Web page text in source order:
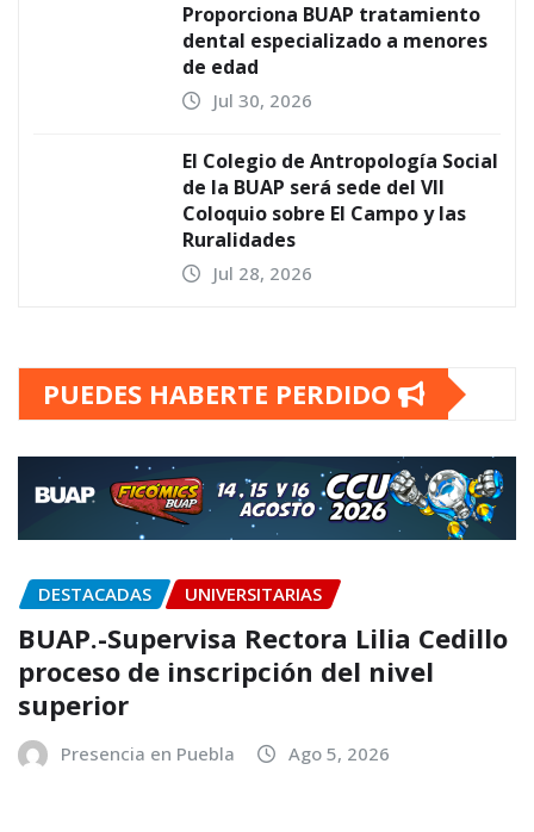
Proporciona BUAP tratamiento
dental especializado a menores
de edad
Jul 30, 2026
El Colegio de Antropología Social
de la BUAP será sede del VII
Coloquio sobre El Campo y las
Ruralidades
Jul 28, 2026
PUEDES HABERTE PERDIDO
DESTACADAS UNIVERSITARIAS
BUAP.-Supervisa Rectora Lilia Cedillo
proceso de inscripción del nivel
superior
Presencia en Puebla Ago 5, 2026